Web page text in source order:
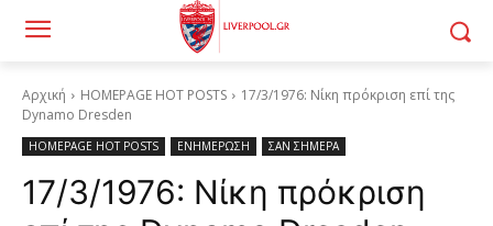
Αρχική HOMEPAGE HOT POSTS
17/3/1976: Νίκη πρόκριση επί της
Dynamo Dresden
HOMEPAGE HOT POSTS ΕΝΗΜΕΡΩΣΗ ΣΑΝ ΣΗΜΕΡΑ
17/3/1976: Νίκη πρόκριση